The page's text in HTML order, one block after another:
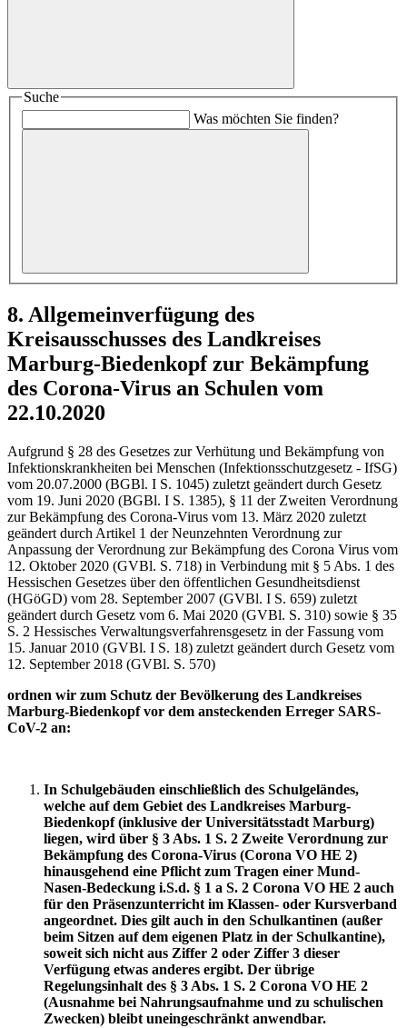
Suche
Was möchten Sie finden?
8. Allgemeinverfügung des
Kreisausschusses des Landkreises
Marburg-Biedenkopf zur Bekämpfung
des Corona-Virus an Schulen vom
22.10.2020
Aufgrund § 28 des Gesetzes zur Verhütung und Bekämpfung von
Infektionskrankheiten bei Menschen (Infektionsschutzgesetz - IfSG)
vom 20.07.2000 (BGBl. I S. 1045) zuletzt geändert durch Gesetz
vom 19. Juni 2020 (BGBl. I S. 1385), § 11 der Zweiten Verordnung
zur Bekämpfung des Corona-Virus vom 13. März 2020 zuletzt
geändert durch Artikel 1 der Neunzehnten Verordnung zur
Anpassung der Verordnung zur Bekämpfung des Corona Virus vom
12. Oktober 2020 (GVBl. S. 718) in Verbindung mit § 5 Abs. 1 des
Hessischen Gesetzes über den öffentlichen Gesundheitsdienst
(HGöGD) vom 28. September 2007 (GVBl. I S. 659) zuletzt
geändert durch Gesetz vom 6. Mai 2020 (GVBl. S. 310) sowie § 35
S. 2 Hessisches Verwaltungsverfahrensgesetz in der Fassung vom
15. Januar 2010 (GVBl. I S. 18) zuletzt geändert durch Gesetz vom
12. September 2018 (GVBl. S. 570)
ordnen wir zum Schutz der Bevölkerung des Landkreises
Marburg-Biedenkopf vor dem ansteckenden Erreger SARS-
CoV-2 an:
In Schulgebäuden einschließlich des Schulgeländes,
welche auf dem Gebiet des Landkreises Marburg-
Biedenkopf(inklusive der Universitätsstadt Marburg)
liegen, wird über § 3 Abs. 1 S. 2 Zweite Verordnung zur
Bekämpfung des Corona-Virus (Corona VO HE 2)
hinausgehend eine Pflicht zum Tragen einer Mund-
Nasen-Bedeckung i.S.d. § 1 a S. 2 Corona VO HE 2 auch
für den Präsenzunterricht im Klassen- oder Kursverband
angeordnet. Dies gilt auch in den Schulkantinen (außer
beim Sitzen auf dem eigenen Platz in der Schulkantine),
soweit sich nicht aus Ziffer 2 oder Ziffer 3 dieser
Verfügung etwas anderes ergibt. Der übrige
Regelungsinhalt des § 3 Abs. 1 S. 2 Corona VO HE 2
(Ausnahme bei Nahrungsaufnahme und zu schulischen
Zwecken) bleibt uneingeschränkt anwendbar.